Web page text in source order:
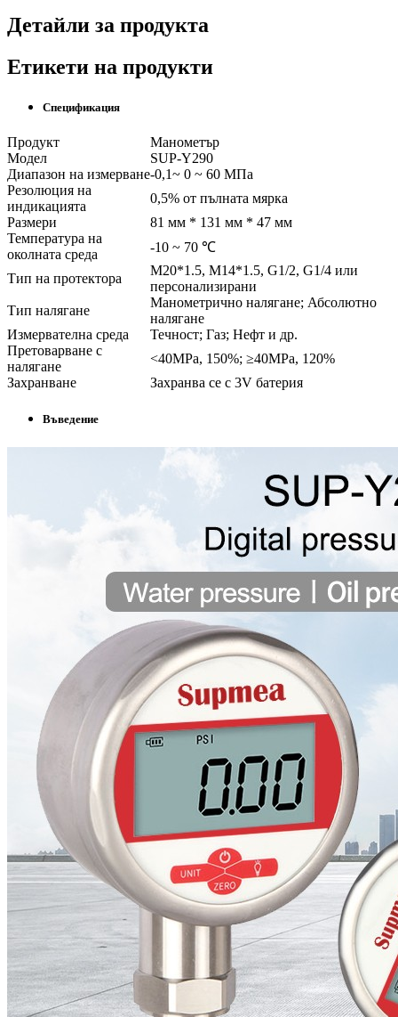
Детайли за продукта
Етикети на продукти
Спецификация
Продукт
Манометър
Модел
SUP-Y290
Диапазон на измерване-0,1~ 0 ~ 60 МПа
Резолюция на
индикацията
0,5% от пълната мярка
Размери
81 мм * 131 мм * 47 мм
Температура на
околната среда
-10 ~ 70 ℃
Тип на протектора
M20*1.5, M14*1.5, G1/2, G1/4 или
персонализирани
Тип налягане
Манометрично налягане; Абсолютно
налягане
Измервателна среда
Течност; Газ; Нефт и др.
Претоварване с
налягане
<40MPa, 150%; ≥40MPa, 120%
Захранване
Захранва се с 3V батерия
Въведение